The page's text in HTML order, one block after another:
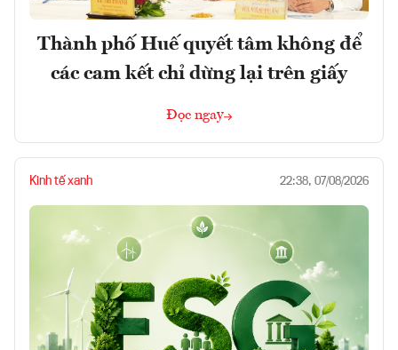
Thành phố Huế quyết tâm không để
các cam kết chỉ dừng lại trên giấy
Đọc ngay
Kinh tế xanh 22:38, 07/08/2026